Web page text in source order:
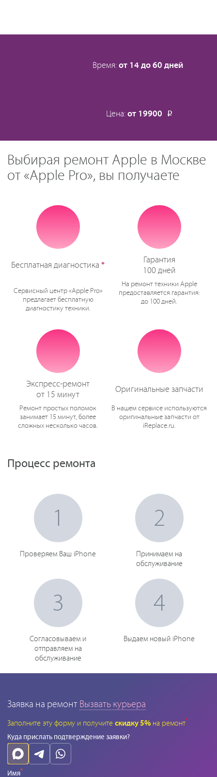
Время: от 14 до 60 дней
Цена: от 19900 Р
Выбирая ремонт Apple в Москве
от «Apple Pro», вы получаете
Бесплатная диагностика *
Сервисный центр «Apple Pro»
предлагает бесплатную
диагностику техники.
Гарантия
100 дней
На ремонт техники Apple
предоставляется гарантия:
до 100 дней.
Экспресс-ремонт
от 15 минут
Ремонт простых поломок
занимает 15 минут, более
сложных несколько часов.
Оригинальные запчасти
В нашем сервисе используются
оригинальные запчасти от
iReplace.ru.
Процесс ремонта
1
Проверяем Ваш iPhone
2
Принимаем на
обслуживание
3
Согласовываем и
отправляем на
обслуживание
4
Выдаем новый iPhone
Заявка на ремонт Вызвать курьера
Заполните эту форму и получите скидку 5% на ремонт*
Куда прислать подтверждение заявки?
Имя*